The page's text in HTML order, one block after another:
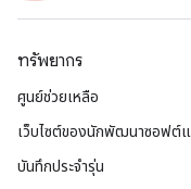
ทรัพยากร
ศูนย์ช่วยเหลือ
เว็บไซต์ของนักพัฒนาซอฟต์
บันทึกประจำรุ่น